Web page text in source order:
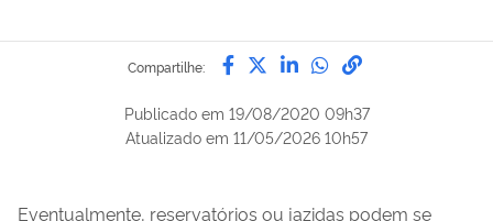
Compartilhe: Compartilhe por Facebook
Compartilhe por Twitter
Compartilhe por
Compartilhe
link para
Publicado em 19/08/2020 09h37
Atualizado em 11/05/2026 10h57
Eventualmente, reservatórios ou jazidas podem se